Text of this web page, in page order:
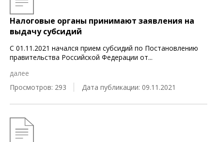
Налоговые органы принимают заявления на
выдачу субсидий
С 01.11.2021 начался прием субсидий по Постановлению
правительства Российской Федерации от...
далее
Просмотров: 293
Дата публикации: 09.11.2021